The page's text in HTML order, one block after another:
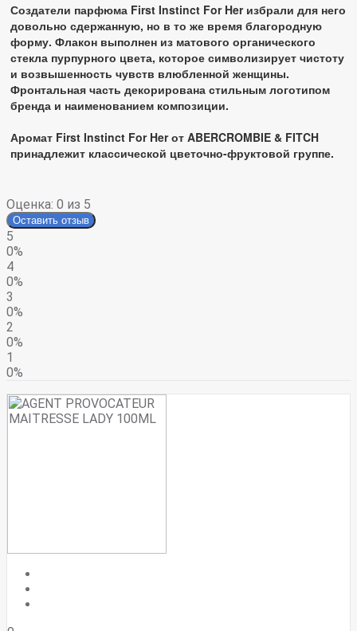
Создатели парфюма First Instinct For Her избрали для него
довольно сдержанную, но в то же время благородную
форму. Флакон выполнен из матового органического
стекла пурпурного цвета, которое символизирует чистоту
и возвышенность чувств влюбленной женщины.
Фронтальная часть декорирована стильным логотипом
бренда и наименованием композиции.
Аромат First Instinct For Her от ABERCROMBIE & FITCH
принадлежит классической цветочно-фруктовой группе.
Оценка: 0 из 5
Оставить отзыв
5
0%
4
0%
3
0%
2
0%
1
0%